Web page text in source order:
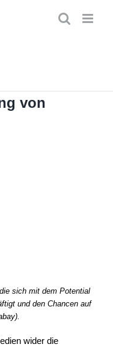
von
sich mit dem Potential
und den Chancen auf
wider die